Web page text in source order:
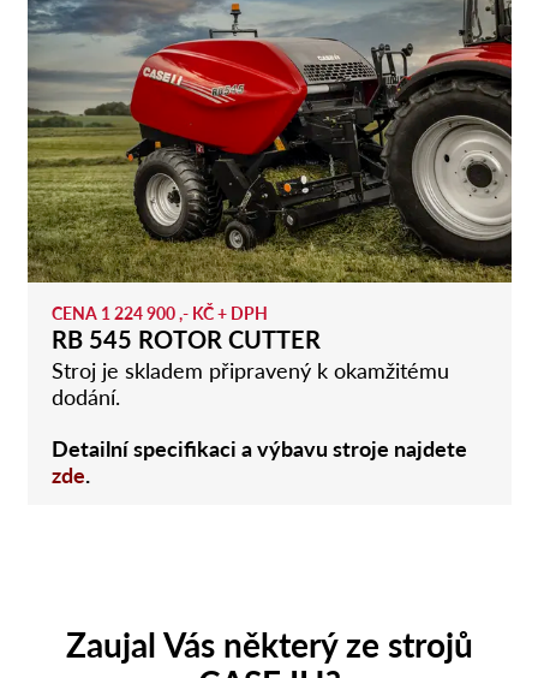
CENA 1 224 900 ,- KČ + DPH
RB 545 ROTOR CUTTER
Stroj je skladem připravený k okamžitému
dodání.
Detailní specifikaci a výbavu stroje najdete
zde.
Zaujal Vás některý ze strojů